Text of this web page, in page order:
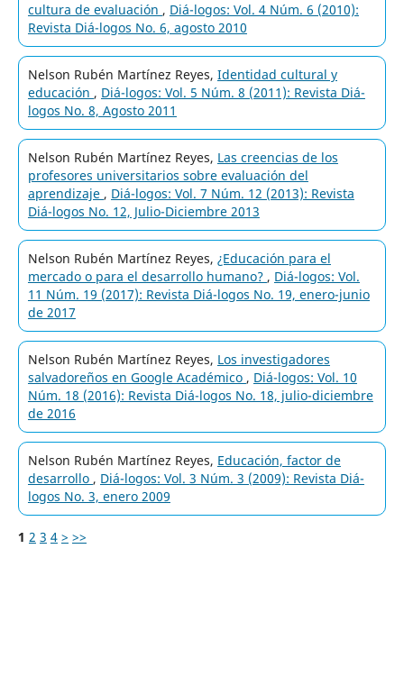
cultura de evaluación , Diá-logos: Vol. 4 Núm. 6 (2010):
Revista Diá-logos No. 6, agosto 2010
Nelson Rubén Martínez Reyes, Identidad cultural y
educación , Diá-logos: Vol. 5 Núm. 8 (2011): Revista Diá-
logos No. 8, Agosto 2011
Nelson Rubén Martínez Reyes, Las creencias de los
profesores universitarios sobre evaluación del
aprendizaje , Diá-logos: Vol. 7 Núm. 12 (2013): Revista
Diá-logos No. 12, Julio-Diciembre 2013
Nelson Rubén Martínez Reyes, ¿Educación para el
mercado o para el desarrollo humano? , Diá-logos: Vol.
11 Núm. 19 (2017): Revista Diá-logos No. 19, enero-junio
de 2017
Nelson Rubén Martínez Reyes, Los investigadores
salvadoreños en Google Académico , Diá-logos: Vol. 10
Núm. 18 (2016): Revista Diá-logos No. 18, julio-diciembre
de 2016
Nelson Rubén Martínez Reyes, Educación, factor de
desarrollo , Diá-logos: Vol. 3 Núm. 3 (2009): Revista Diá-
logos No. 3, enero 2009
1 2 3 4 > >>